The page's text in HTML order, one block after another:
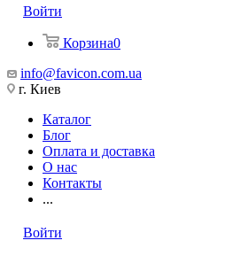
Войти
Корзина0
info@favicon.com.ua
г. Киев
Каталог
Блог
Оплата и доставка
О нас
Контакты
...
Войти